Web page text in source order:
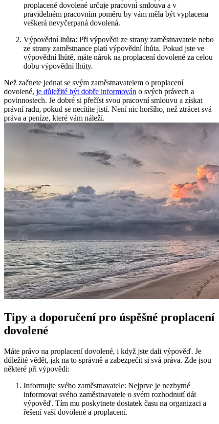
proplacené dovolené určuje pracovní smlouva a‌ v
pravidelném ⁤pracovním poměru by⁣ vám ⁢měla ⁢být vyplacena
veškerá nevyčerpaná dovolená.
Výpovědní lhůta: Při výpovědi ⁤ze strany zaměstnavatele nebo
ze strany zaměstnance platí výpovědní ⁢lhůta. Pokud jste ve
výpovědní lhůtě, máte nárok na proplacení dovolené za celou
dobu⁤ výpovědní lhůty.
Než začnete⁣ jednat se svým zaměstnavatelem o proplacení
dovolené, je důležité být dobře informován o svých právech a
povinnostech. Je dobré‌ si přečíst svou pracovní smlouvu a ⁤získat
právní ‍radu, pokud se necítíte jistí. Není nic horšího, než ztrácet svá
práva a​ peníze, které vám náleží.
Tipy a ⁢doporučení pro úspěšné proplacení
dovolené
Máte právo ‌na proplacení dovolené, i když jste dali výpověď. Je
důležité ‍vědět, jak na to ‍správně a zabezpečit si svá práva. Zde jsou
některé‍ při výpovědi:
Informujte svého zaměstnavatele:⁣ Nejprve ⁣je nezbytné
informovat svého zaměstnavatele o svém rozhodnutí dát
výpověď. Tím mu poskytnete ⁣dostatek času na organizaci a
řešení vaší dovolené a proplacení.